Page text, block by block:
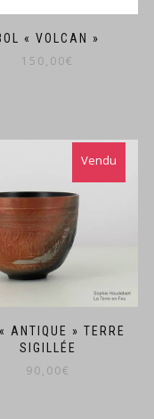
« VOLCAN »
150,00€
ANTIQUE » TERRE
SIGILLÉE
90,00€